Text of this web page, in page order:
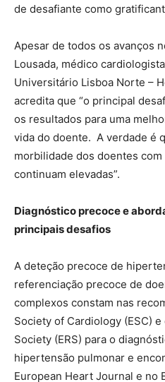
de desafiante como
Apesar de todos os avanços
Lousada, médico
Universitário Lisboa Norte –
acredita que “o principal
os resultados para uma
vida do doente. A verdade é
morbilidade dos doentes
continuam elevadas”.
Diagnóstico precoce e
principais desafios
A deteção precoce de
referenciação precoce de
complexos constam nas
Society of Cardiology (ESC)
Society (ERS) para o
hipertensão pulmonar e
European Heart Journal e no